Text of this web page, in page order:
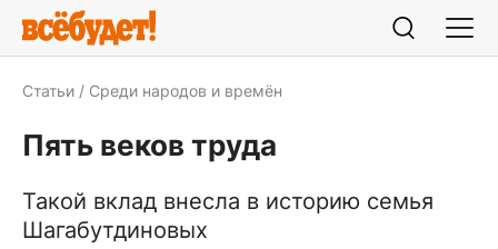
Статьи Среди народов и времён
Пять веков труда
Такой вклад внесла в историю семья
Шагабутдиновых